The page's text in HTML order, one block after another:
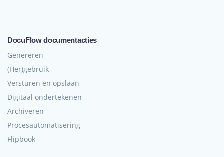
DocuFlow documentacties
Genereren
(Her)gebruik
Versturen en opslaan
Digitaal ondertekenen
Archiveren
Procesautomatisering
Flipbook